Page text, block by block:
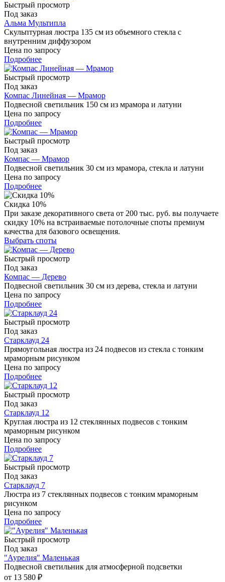
Быстрый просмотр
Под заказ
Альма Мультипла
Скульптурная люстра 135 см из объемного стекла с
внутренним диффузором
Цена по запросу
Подробнее
Быстрый просмотр
Под заказ
Компас Линейная — Мрамор
Подвесной светильник 150 см из мрамора и латуни
Цена по запросу
Подробнее
Быстрый просмотр
Под заказ
Компас — Мрамор
Подвесной светильник 30 см из мрамора, стекла и латуни
Цена по запросу
Подробнее
Скидка 10%
При заказе декоративного света от 200 тыс. руб. вы получаете
скидку 10% на встраиваемые потолочные споты премиум
качества для базового освещения.
Выбрать споты
Быстрый просмотр
Под заказ
Компас — Дерево
Подвесной светильник 30 см из дерева, стекла и латуни
Цена по запросу
Подробнее
Быстрый просмотр
Под заказ
Старклауд 24
Прямоугольная люстра из 24 подвесов из стекла с тонким
мраморным рисунком
Цена по запросу
Подробнее
Быстрый просмотр
Под заказ
Старклауд 12
Круглая люстра из 12 стеклянных подвесов с тонким
мраморным рисунком
Цена по запросу
Подробнее
Быстрый просмотр
Под заказ
Старклауд 7
Люстра из 7 стеклянных подвесов с тонким мраморным
рисунком
Цена по запросу
Подробнее
Быстрый просмотр
Под заказ
"Аурелия" Маленькая
Подвесной светильник для атмосферной подсветки
от 13 580 ₽